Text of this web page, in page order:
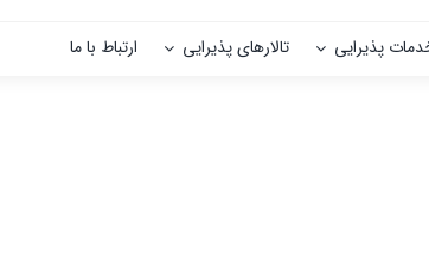
پذیرایی تالارهای پذیرایی ارتباط با ما